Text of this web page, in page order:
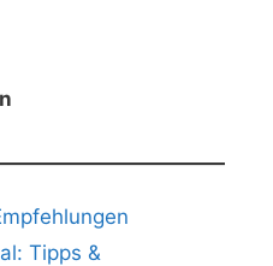
Tipps &